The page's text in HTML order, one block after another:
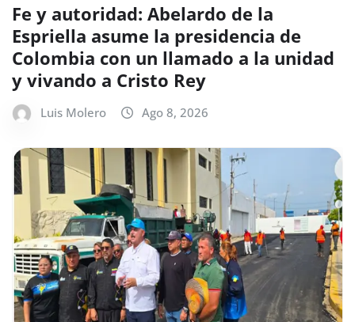
Fe y autoridad: Abelardo de la
Espriella asume la presidencia de
Colombia con un llamado a la unidad
y vivando a Cristo Rey
Luis Molero Ago 8, 2026